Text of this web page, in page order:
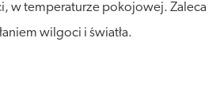
w temperaturze pokojowej. Zaleca
wilgoci i światła.